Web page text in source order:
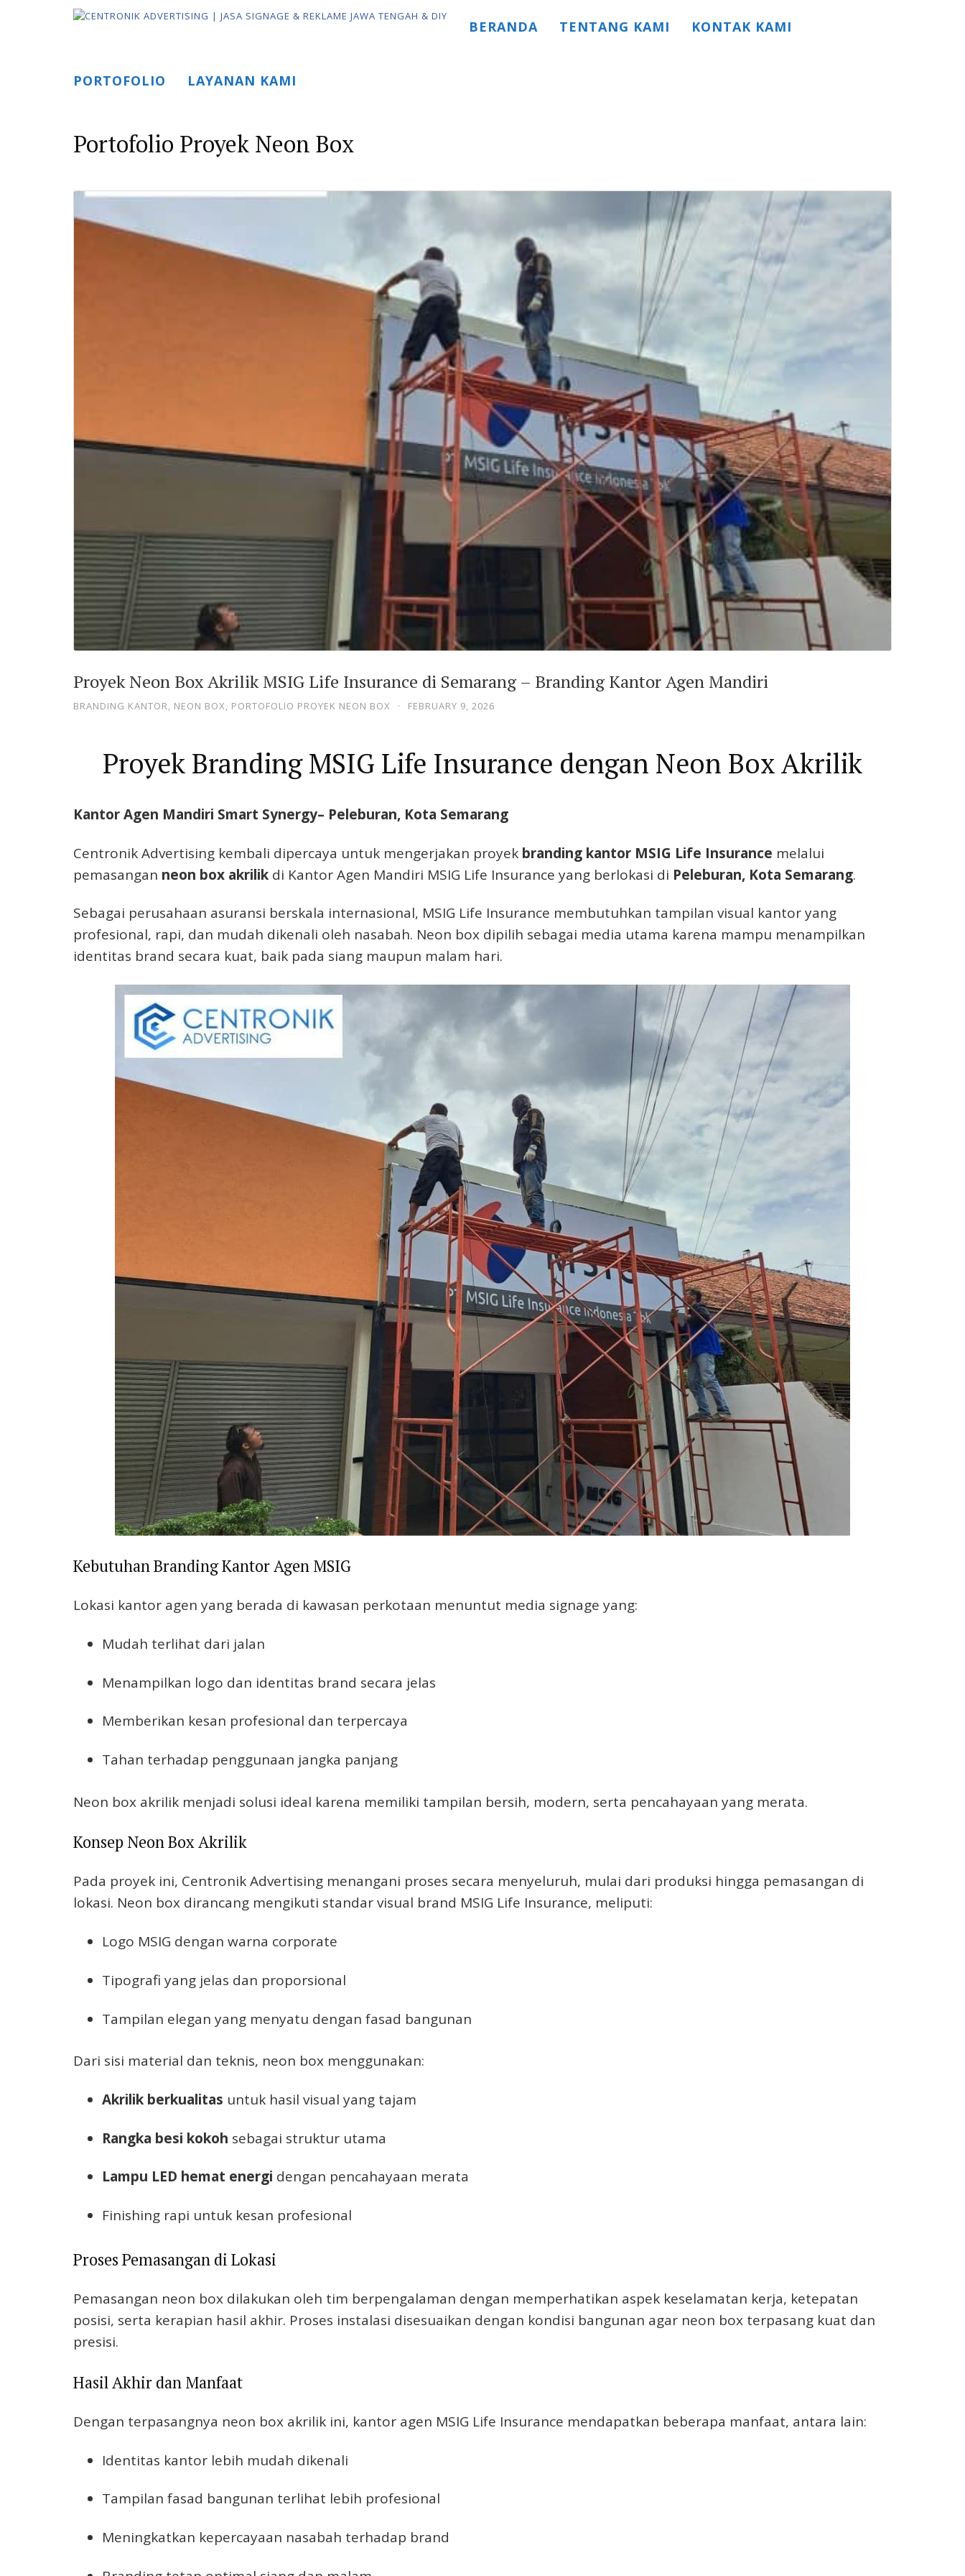
BERANDA TENTANG KAMI KONTAK KAMI
PORTOFOLIO LAYANAN KAMI
Portofolio Proyek Neon Box
Proyek Neon Box Akrilik MSIG Life Insurance di Semarang – Branding Kantor Agen Mandiri
BRANDING KANTOR, NEON BOX, PORTOFOLIO PROYEK NEON BOX · FEBRUARY 9, 2026
Proyek Branding MSIG Life Insurance dengan Neon Box Akrilik
Kantor Agen Mandiri Smart Synergy– Peleburan, Kota Semarang
Centronik Advertising kembali dipercaya untuk mengerjakan proyek branding kantor MSIG Life Insurance melalui
pemasangan neon box akrilik di Kantor Agen Mandiri MSIG Life Insurance yang berlokasi di Peleburan, Kota Semarang.
Sebagai perusahaan asuransi berskala internasional, MSIG Life Insurance membutuhkan tampilan visual kantor yang
profesional, rapi, dan mudah dikenali oleh nasabah. Neon box dipilih sebagai media utama karena mampu menampilkan
identitas brand secara kuat, baik pada siang maupun malam hari.
Kebutuhan Branding Kantor Agen MSIG
Lokasi kantor agen yang berada di kawasan perkotaan menuntut media signage yang:
Mudah terlihat dari jalan
Menampilkan logo dan identitas brand secara jelas
Memberikan kesan profesional dan terpercaya
Tahan terhadap penggunaan jangka panjang
Neon box akrilik menjadi solusi ideal karena memiliki tampilan bersih, modern, serta pencahayaan yang merata.
Konsep Neon Box Akrilik
Pada proyek ini, Centronik Advertising menangani proses secara menyeluruh, mulai dari produksi hingga pemasangan di
lokasi. Neon box dirancang mengikuti standar visual brand MSIG Life Insurance, meliputi:
Logo MSIG dengan warna corporate
Tipografi yang jelas dan proporsional
Tampilan elegan yang menyatu dengan fasad bangunan
Dari sisi material dan teknis, neon box menggunakan:
Akrilik berkualitas untuk hasil visual yang tajam
Rangka besi kokoh sebagai struktur utama
Lampu LED hemat energi dengan pencahayaan merata
Finishing rapi untuk kesan profesional
Proses Pemasangan di Lokasi
Pemasangan neon box dilakukan oleh tim berpengalaman dengan memperhatikan aspek keselamatan kerja, ketepatan
posisi, serta kerapian hasil akhir. Proses instalasi disesuaikan dengan kondisi bangunan agar neon box terpasang kuat dan
presisi.
Hasil Akhir dan Manfaat
Dengan terpasangnya neon box akrilik ini, kantor agen MSIG Life Insurance mendapatkan beberapa manfaat, antara lain:
Identitas kantor lebih mudah dikenali
Tampilan fasad bangunan terlihat lebih profesional
Meningkatkan kepercayaan nasabah terhadap brand